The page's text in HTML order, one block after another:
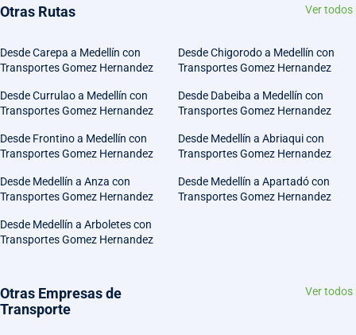
Otras Rutas Ver todos
Desde Carepa a Medellín con
Transportes Gomez Hernandez
Desde Chigorodo a Medellín con
Transportes Gomez Hernandez
Desde Currulao a Medellín con
Transportes Gomez Hernandez
Desde Dabeiba a Medellín con
Transportes Gomez Hernandez
Desde Frontino a Medellín con
Transportes Gomez Hernandez
Desde Medellín a Abriaqui con
Transportes Gomez Hernandez
Desde Medellín a Anza con
Transportes Gomez Hernandez
Desde Medellín a Apartadó con
Transportes Gomez Hernandez
Desde Medellín a Arboletes con
Transportes Gomez Hernandez
Otras Empresas de
Transporte
Ver todos